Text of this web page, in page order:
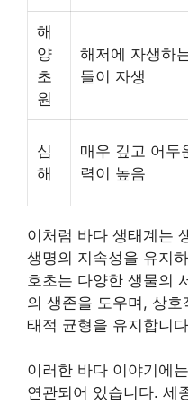
해
양
초
원
해저에 자생하
들이 자생
심
해
매우 깊고 어두
력이 높음
이처럼 바다 생태계는
생명의 지속성을 유지
호초는 다양한 생물의
의 생존을 도우며, 상
태적 균형을 유지합니
이러한 바다 이야기에
연관되어 있습니다. 세